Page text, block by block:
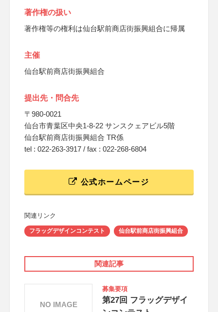
著作権の扱い
著作権等の権利は仙台駅前商店街振興組合に帰属
主催
仙台駅前商店街振興組合
提出先・問合先
〒980-0021
仙台市青葉区中央1-8-22 サンスクェアビル5階
仙台駅前商店街振興組合 TR係
tel : 022-263-3917 / fax : 022-268-6804
公式ホームページ
関連リンク
フラッグデザインコンテスト 仙台駅前商店街振興組合
関連記事
募集要項
第27回 フラッグデザイ
NO IMAGE